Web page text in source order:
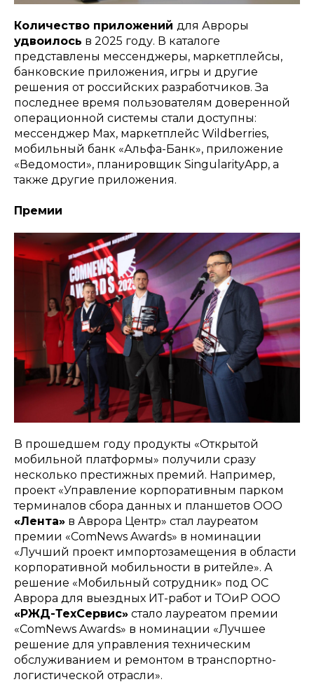
Количество приложений для Авроры
удвоилось в 2025 году. В каталоге
представлены мессенджеры, маркетплейсы,
банковские приложения, игры и другие
решения от российских разработчиков. За
последнее время пользователям доверенной
операционной системы стали доступны:
мессенджер Max, маркетплейс Wildberries,
мобильный банк «Альфа-Банк», приложение
«Ведомости», планировщик SingularityApp, а
также другие приложения.
Премии
В прошедшем году продукты «Открытой
мобильной платформы» получили сразу
несколько престижных премий. Например,
проект «Управление корпоративным парком
терминалов сбора данных и планшетов ООО
«Лента» в Аврора Центр» стал лауреатом
премии «ComNews Awards» в номинации
«Лучший проект импортозамещения в области
корпоративной мобильности в ритейле». А
решение «Мобильный сотрудник» под ОС
Аврора для выездных ИТ-работ и ТОиР ООО
«РЖД-ТехСервис» стало лауреатом премии
«ComNews Awards» в номинации «Лучшее
решение для управления техническим
обслуживанием и ремонтом в транспортно-
логистической отрасли».